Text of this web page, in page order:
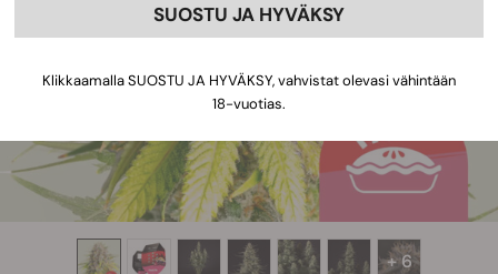
+ 6
SUOSTU JA HYVÄKSY
Klikkaamalla SUOSTU JA HYVÄKSY, vahvistat olevasi vähintään
18-vuotias.